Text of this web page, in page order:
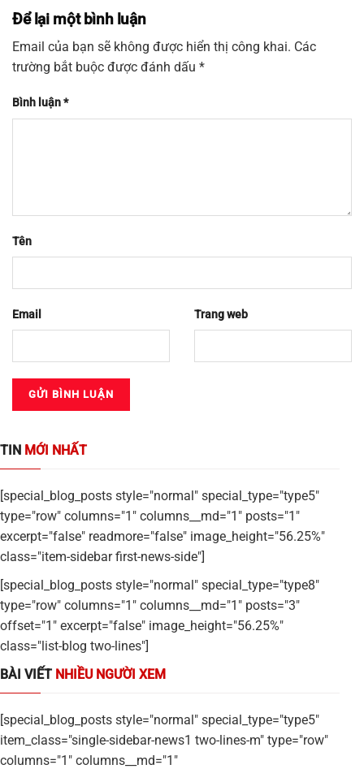
Để lại một bình luận
Email của bạn sẽ không được hiển thị công khai. Các
trường bắt buộc được đánh dấu *
Bình luận*
Tên
Email Trang web
TIN MỚI NHẤT
[special_blog_posts style="normal" special_type="type5"
type="row" columns="1" columns__md="1" posts="1"
excerpt="false" readmore="false" image_height="56.25%"
class="item-sidebar first-news-side"]
[special_blog_posts style="normal" special_type="type8"
type="row" columns="1" columns__md="1" posts="3"
offset="1" excerpt="false" image_height="56.25%"
class="list-blog two-lines"]
BÀI VIẾT NHIỀU NGƯỜI XEM
[special_blog_posts style="normal" special_type="type5"
item_class="single-sidebar-news1 two-lines-m" type="row"
columns="1" columns__md="1"